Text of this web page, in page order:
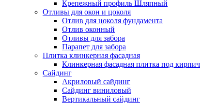
Крепежный профиль Шляпный
Отливы для окон и цоколя
Отлив для цоколя фундамента
Отлив оконный
Отливы для забора
Парапет для забора
Плитка клинкерная фасадная
Клинкерная фасадная плитка под кирпич
Сайдинг
Акриловый сайдинг
Сайдинг виниловый
Вертикальный сайдинг